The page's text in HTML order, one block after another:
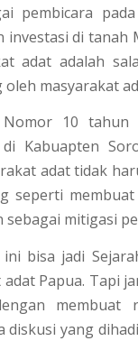
pembicara
investasi di tanah
adat adalah
masyarakat
10 tahun
Kabuapten
adat tidak
seperti
mitigasi
bisa jadi
Papua. Tapi
membuat
diskusi yang